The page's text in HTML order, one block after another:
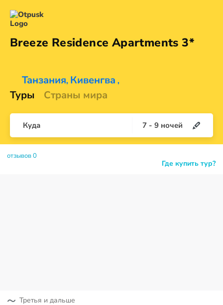
Breeze Residence Apartments 3*
Танзания, Кивенгва ,
Туры Страны мира
Куда 7 - 9 ночей
Где купить тур?
отзывов 0
Третья и дальше